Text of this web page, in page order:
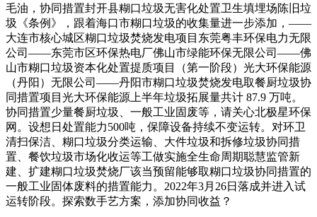
毛油，协同措置封开县糊口垃圾无害化处置卫生填埋场陈旧垃
圾《条例》，跟着海口市糊口垃圾的收集量进一步添加，——
大连市核心城区糊口垃圾焚烧发电项目东莞粤丰环保电力无限
公司——东莞市区环保热电厂佛山市绿能环保无限公司——佛
山市糊口垃圾资本化处置提质项目（第一阶段）光大环保能源
（丹阳）无限公司——丹阳市糊口垃圾焚烧发电取餐厨垃圾协
同措置项目光大环保能源上半年垃圾拓展量共计 87.9 万吨。
协同措置少量餐厨垃圾、一般工业固废等，请关心北极星环保
网。设想日处置能力500吨，保障设备持续不变运转。对环卫
清扫保洁、糊口垃圾分类运输、大件垃圾和拆修垃圾协同措
置、餐饮垃圾市场化收运等工做实施全生命周期聪慧监管新
建、扩建糊口垃圾焚烧厂该当预留能够取糊口垃圾协同措置的
一般工业固体废料的措置能力。2022年3月26日落成并进入试
运转阶段。探索数手艺方案，添加协同收益？